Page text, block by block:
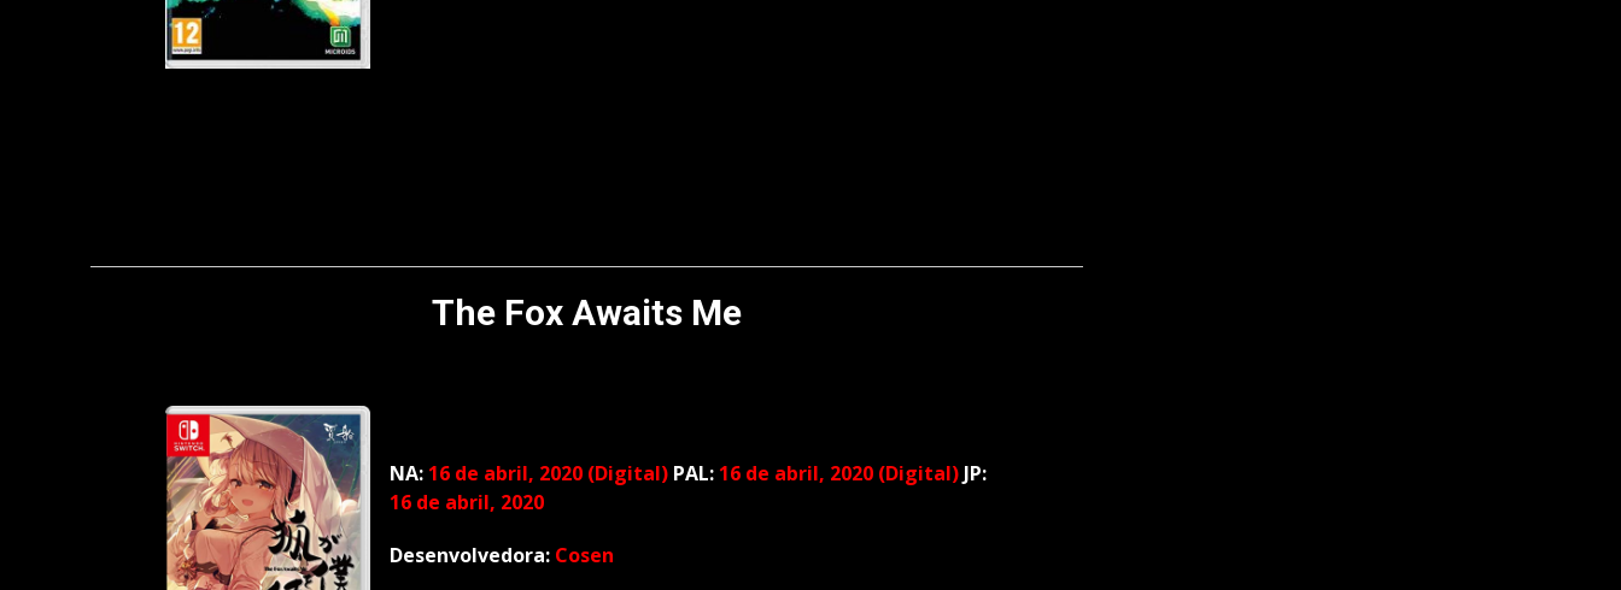
The Fox Awaits Me
NA:16 de abril, 2020 (Digital)PAL: 16 de abril, 2020 (Digital)JP:
16 de abril, 2020
Desenvolvedora: Cosen